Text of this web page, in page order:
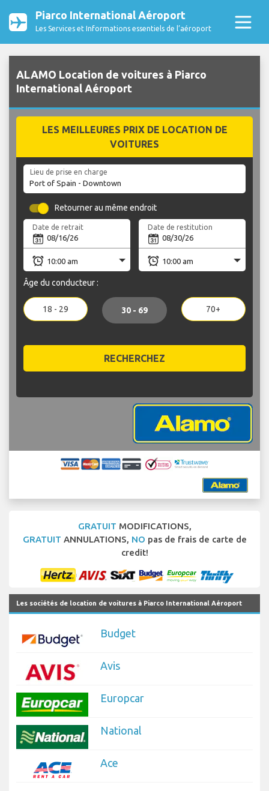
Piarco International Aéroport
Les Services et Informations essentiels de l’aéroport
ALAMO Location de voitures à Piarco
International Aéroport
LES MEILLEURES PRIX DE LOCATION DE
VOITURES
Lieu de prise en charge
Retourner au même endroit
Date de retrait Date de restitution
Âge du conducteur :
18 - 29 30 - 69 70+
RECHERCHEZ
GRATUIT MODIFICATIONS,
GRATUIT ANNULATIONS, NO pas de frais de carte de
credit!
Les sociétés de location de voitures à Piarco International Aéroport
Budget
Avis
Europcar
National
Ace